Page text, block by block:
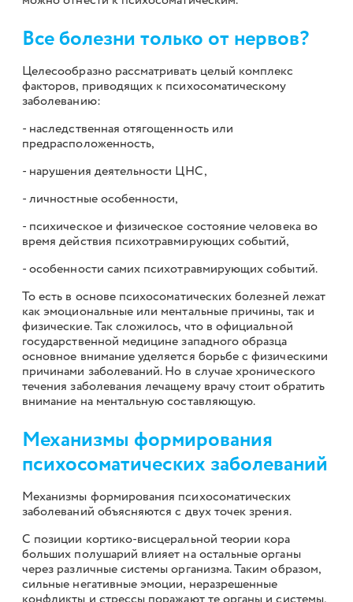
Все болезни только от нервов?
Целесообразно рассматривать целый комплекс
факторов, приводящих к психосоматическому
заболеванию:
- наследственная отягощенность или
предрасположенность,
- нарушения деятельности ЦНС,
- личностные особенности,
- психическое и физическое состояние человека во
время действия психотравмирующих событий,
- особенности самих психотравмирующих событий.
То есть в основе психосоматических болезней лежат
как эмоциональные или ментальные причины, так и
физические. Так сложилось, что в официальной
государственной медицине западного образца
основное внимание уделяется борьбе с физическими
причинами заболеваний. Но в случае хронического
течения заболевания лечащему врачу стоит обратить
внимание на ментальную составляющую.
Механизмы формирования
психосоматических заболеваний
Механизмы формирования психосоматических
заболеваний объясняются с двух точек зрения.
С позиции кортико-висцеральной теории кора
больших полушарий влияет на остальные органы
через различные системы организма. Таким образом,
сильные негативные эмоции, неразрешенные